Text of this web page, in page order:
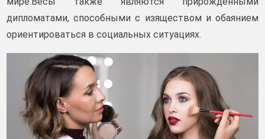
дипломатами, способными с изяществом и обаянием
ориентироваться в социальных ситуациях.